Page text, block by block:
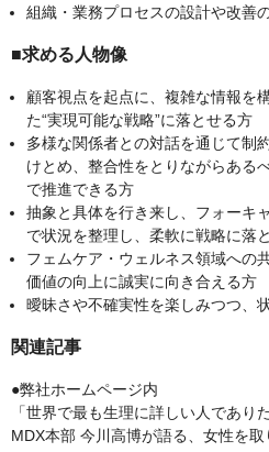
組織・業務プロセスの設計や改善
■求める人物像
顧客視点を起点に、複雑な情報を
た“実現可能な戦略”に落とせる方
多様な関係者との対話を通じて制
けとめ、整合性をとりながらある
で推進できる方
抽象と具体を行き来し、フォーキ
で状況を整理し、柔軟に戦略に落
フェムケア・ウェルネス領域への
価値の向上に誠実に向き合える方
曖昧さや不確実性を楽しみつつ、
関連記事
●弊社ホームページ内
「世界で最も生理に詳しい人でありた
MDX本部 今川高博が語る、女性を